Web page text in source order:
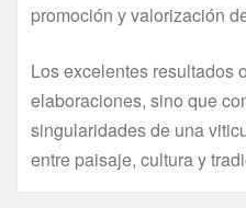
promoción y valorización
Los excelentes resultados
elaboraciones, sino que
singularidades de una
entre paisaje, cultura y